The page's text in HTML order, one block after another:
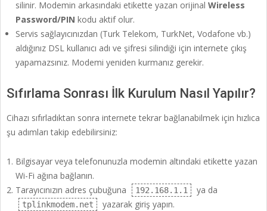
silinir. Modemin arkasındaki etikette yazan orijinal Wireless
Password/PIN kodu aktif olur.
Servis sağlayıcınızdan (Turk Telekom, TurkNet, Vodafone vb.)
aldığınız DSL kullanıcı adı ve şifresi silindiği için internete çıkış
yapamazsınız. Modemi yeniden kurmanız gerekir.
Sıfırlama Sonrası İlk Kurulum Nasıl Yapılır?
Cihazı sıfırladıktan sonra internete tekrar bağlanabilmek için hızlıca
şu adımları takip edebilirsiniz:
Bilgisayar veya telefonunuzla modemin altındaki etikette yazan
Wi-Fi ağına bağlanın.
Tarayıcınızın adres çubuğuna
192.168.1.1 ya da
tplinkmodem.net
yazarak giriş yapın.